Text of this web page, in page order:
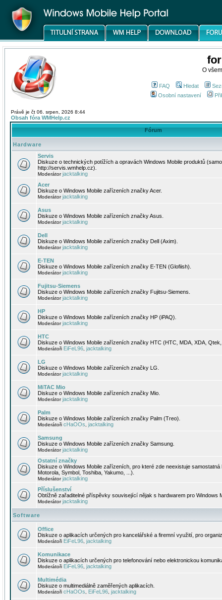
O
FAQ Hledat
Osobní nastavení
Právě je čt 06. srpen, 2026 8:44
Obsah fóra WMHelp.cz
Fórum
Hardware
Servis
Diskuze o technických potížích a opravách Windows Mobile produktů
http://servis.wmhelp.cz).
Moderátorjacktalking
Acer
Diskuze o Windows Mobile zařízeních značky Acer.
Moderátorjacktalking
Asus
Diskuze o Windows Mobile zařízeních značky Asus.
Moderátorjacktalking
Dell
Diskuze o Windows Mobile zařízeních značky Dell (Axim).
Moderátorjacktalking
E-TEN
Diskuze o Windows Mobile zařízeních značky E-TEN (Glofiish).
Moderátorjacktalking
Fujitsu-Siemens
Diskuze o Windows Mobile zařízeních značky Fujitsu-Siemens.
Moderátorjacktalking
HP
Diskuze o Windows Mobile zařízeních značky HP (iPAQ).
Moderátorjacktalking
HTC
Diskuze o Windows Mobile zařízeních značky HTC (HTC, MDA, XDA,
Moderátoři EiFeL96 jacktalking
LG
Diskuze o Windows Mobile zařízeních značky LG.
Moderátorjacktalking
MiTAC Mio
Diskuze o Windows Mobile zařízeních značky Mio.
Moderátorjacktalking
Palm
Diskuze o Windows Mobile zařízeních značky Palm (Treo).
Moderátoři cHaOOs jacktalking
Samsung
Diskuze o Windows Mobile zařízeních značky Samsung.
Moderátorjacktalking
Ostatní značky
Diskuze o Windows Mobile zařízeních, pro které zde neexistuje
Motorola, Symbol, Toshiba, Yakumo, ...).
Moderátorjacktalking
Příslušenství
Obtížně zařaditelné příspěvky související nějak s hardwarem pro Windows
Moderátorjacktalking
Software
Office
Diskuze o aplikacích určených pro kancelářské a firemní využití, pro
Moderátoři EiFeL96 jacktalking
Komunikace
Diskuze o aplikacích určených pro telefonování nebo elektronickou
Moderátoři EiFeL96 jacktalking
Multimédia
Diskuze o multimediálně zaměřených aplikacích.
Moderátoři cHaOOs EiFeL96 jacktalking